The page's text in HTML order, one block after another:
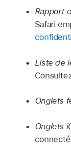
Rapport
Safari
Liste de
Onglets
Onglets